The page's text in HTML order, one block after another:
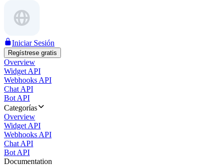
Iniciar Sesión
Regístrese gratis
Overview
Widget API
Webhooks API
Chat API
Bot API
Categorías
Overview
Widget API
Webhooks API
Chat API
Bot API
Documentation